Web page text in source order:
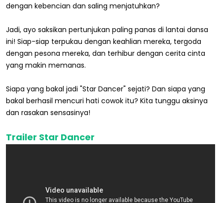
dengan kebencian dan saling menjatuhkan?
Jadi, ayo saksikan pertunjukan paling panas di lantai dansa
ini! Siap-siap terpukau dengan keahlian mereka, tergoda
dengan pesona mereka, dan terhibur dengan cerita cinta
yang makin memanas.
Siapa yang bakal jadi "Star Dancer" sejati? Dan siapa yang
bakal berhasil mencuri hati cowok itu? Kita tunggu aksinya
dan rasakan sensasinya!
Trailer Star Dancer